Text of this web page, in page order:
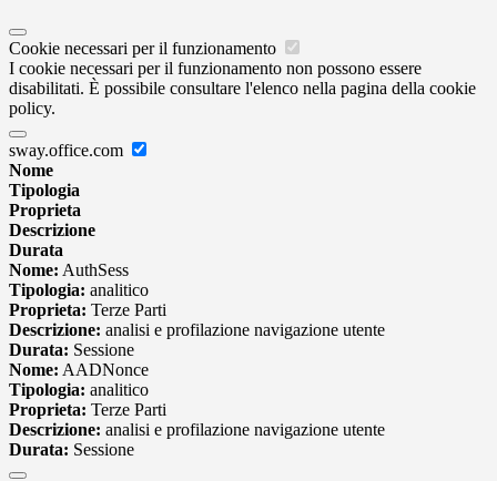
Cookie necessari per il funzionamento
I cookie necessari per il funzionamento non possono essere
disabilitati. È possibile consultare l'elenco nella pagina della cookie
policy.
sway.office.com
Nome
Tipologia
Proprieta
Descrizione
Durata
Nome: AuthSess
Tipologia: analitico
Proprieta: Terze Parti
Descrizione: analisi e profilazione navigazione utente
Durata: Sessione
Nome: AADNonce
Tipologia: analitico
Proprieta: Terze Parti
Descrizione: analisi e profilazione navigazione utente
Durata: Sessione